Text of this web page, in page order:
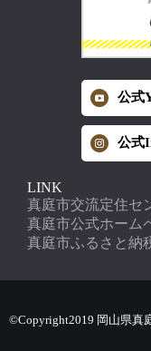
公式
公式
LINK
真庭市交流定住セ
真庭市公式ホーム
真庭市ふるさと納
©Copyright2019 岡山県真